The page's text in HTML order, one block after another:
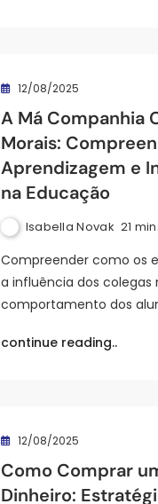
12/08/2025
A Má Companhia
Morais:
Aprendizagem e
na Educação
Isabella Novak 21
Compreender como os
a influência dos colegas
comportamento dos
continue reading..
12/08/2025
Como Comprar
Dinheiro: